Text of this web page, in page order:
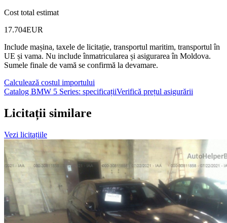
Cost total estimat
17.704EUR
Include mașina, taxele de licitație, transportul maritim, transportul în
UE și vama. Nu include înmatricularea și asigurarea în Moldova.
Sumele finale de vamă se confirmă la devamare.
Calculează costul importului
Catalog BMW 5 Series: specificațiiVerifică prețul asigurării
Licitații similare
Vezi licitațiile